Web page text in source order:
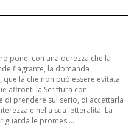
pone, con una durezza che la
flagrante, la domanda
quella che non può essere evitata
affronti la Scrittura con
di prendere sul serio, di accettarla
e nella sua letteralità. La
le promes ...